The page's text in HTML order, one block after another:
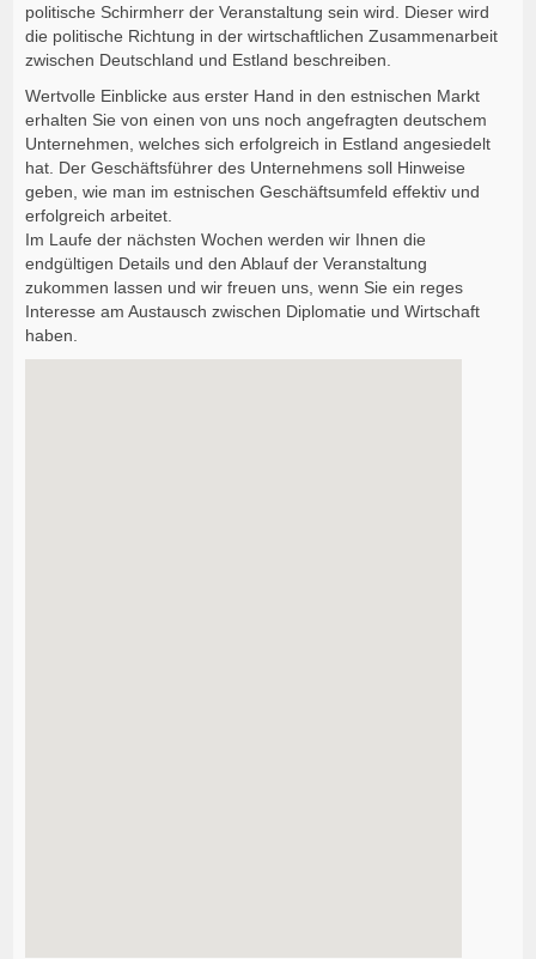
politische Schirmherr der Veranstaltung sein wird. Dieser wird
die politische Richtung in der wirtschaftlichen Zusammenarbeit
zwischen Deutschland und Estland beschreiben.
Wertvolle Einblicke aus erster Hand in den estnischen Markt
erhalten Sie von einen von uns noch angefragten deutschem
Unternehmen, welches sich erfolgreich in Estland angesiedelt
hat. Der Geschäftsführer des Unternehmens soll Hinweise
geben, wie man im estnischen Geschäftsumfeld effektiv und
erfolgreich arbeitet.
Im Laufe der nächsten Wochen werden wir Ihnen die
endgültigen Details und den Ablauf der Veranstaltung
zukommen lassen und wir freuen uns, wenn Sie ein reges
Interesse am Austausch zwischen Diplomatie und Wirtschaft
haben.